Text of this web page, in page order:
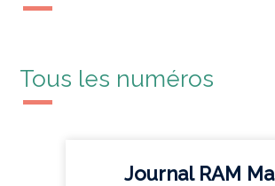
Tous les numéros
Journal RAM Ma